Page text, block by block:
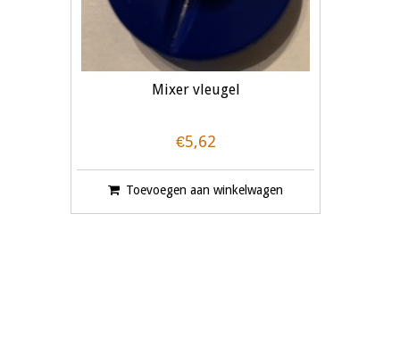
Mixer vleugel
€5,62
Toevoegen aan winkelwagen